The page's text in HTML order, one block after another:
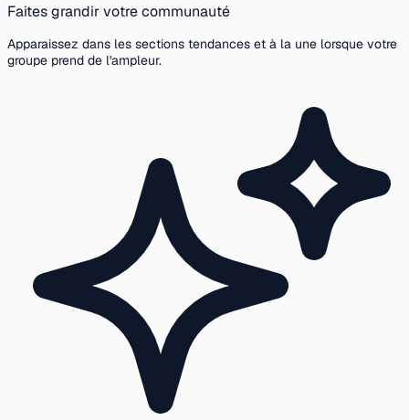
Faites grandir votre communauté
Apparaissez dans les sections tendances et à la une lorsque votre
groupe prend de l'ampleur.